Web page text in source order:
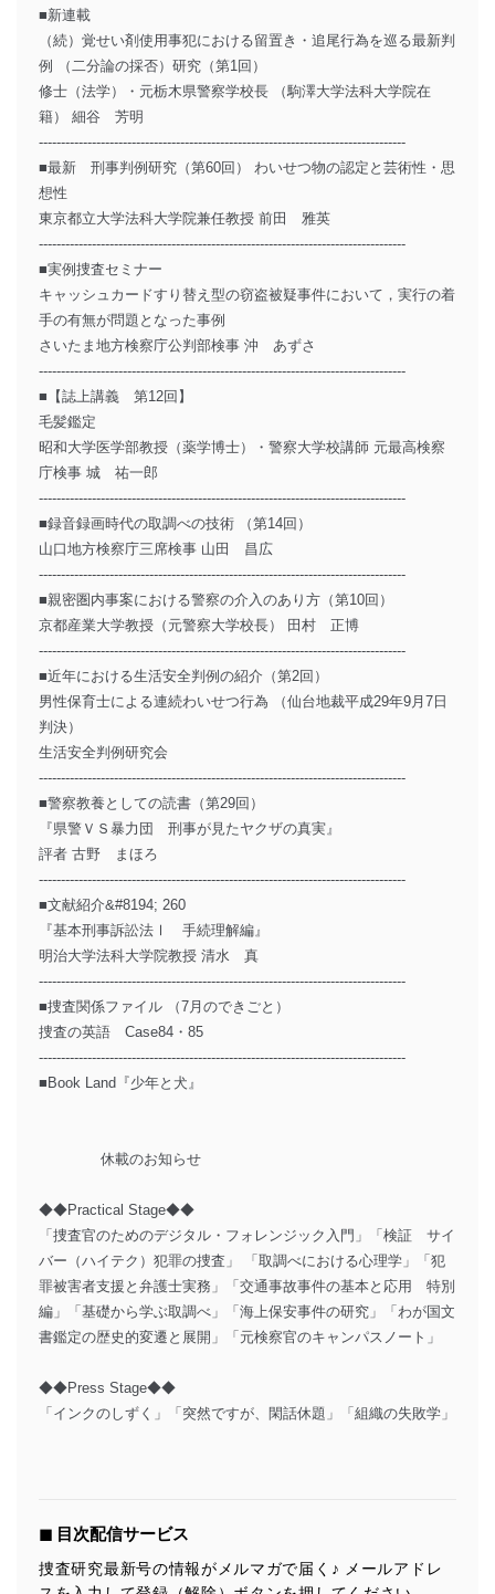
■新連載
（続）覚せい剤使用事犯における留置き・追尾行為を巡る最新判
例 （二分論の採否）研究（第1回）
修士（法学）・元栃木県警察学校長 （駒澤大学法科大学院在
籍） 細谷 芳明
-----------------------------------------------------------------------------------
■最新 刑事判例研究（第60回） わいせつ物の認定と芸術性・思
想性
東京都立大学法科大学院兼任教授 前田 雅英
-----------------------------------------------------------------------------------
■実例捜査セミナー
キャッシュカードすり替え型の窃盗被疑事件において，実行の着
手の有無が問題となった事例
さいたま地方検察庁公判部検事 沖 あずさ
-----------------------------------------------------------------------------------
■【誌上講義 第12回】
毛髪鑑定
昭和大学医学部教授（薬学博士）・警察大学校講師 元最高検察
庁検事 城 祐一郎
-----------------------------------------------------------------------------------
■録音録画時代の取調べの技術 （第14回）
山口地方検察庁三席検事 山田 昌広
-----------------------------------------------------------------------------------
■親密圏内事案における警察の介入のあり方（第10回）
京都産業大学教授（元警察大学校長） 田村 正博
-----------------------------------------------------------------------------------
■近年における生活安全判例の紹介（第2回）
男性保育士による連続わいせつ行為 （仙台地裁平成29年9月7日
判決）
生活安全判例研究会
-----------------------------------------------------------------------------------
■警察教養としての読書（第29回）
『県警ＶＳ暴力団 刑事が見たヤクザの真実』
評者 古野 まほろ
-----------------------------------------------------------------------------------
■文献紹介&#8194; 260
『基本刑事訴訟法Ⅰ 手続理解編』
明治大学法科大学院教授 清水 真
-----------------------------------------------------------------------------------
■捜査関係ファイル （7月のできごと）
捜査の英語 Case84・85
-----------------------------------------------------------------------------------
■Book Land『少年と犬』
休載のお知らせ
◆◆Practical Stage◆◆
「捜査官のためのデジタル・フォレンジック入門」「検証 サイ
バー（ハイテク）犯罪の捜査」 「取調べにおける心理学」「犯
罪被害者支援と弁護士実務」「交通事故事件の基本と応用 特別
編」「基礎から学ぶ取調べ」「海上保安事件の研究」「わが国文
書鑑定の歴史的変遷と展開」「元検察官のキャンパスノート」
◆◆Press Stage◆◆
「インクのしずく」「突然ですが、閑話休題」「組織の失敗学」
◼︎ 目次配信サービス
捜査研究最新号の情報がメルマガで届く♪ メールアドレ